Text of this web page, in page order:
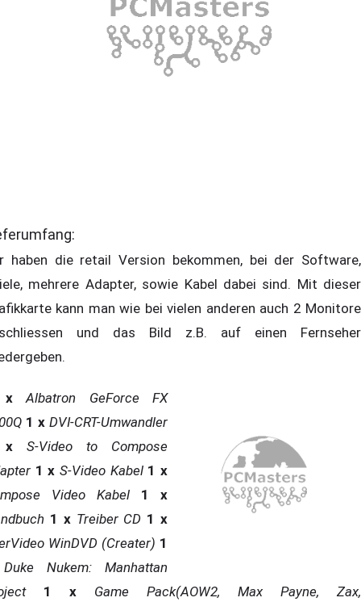
haben die retail Version bekommen, bei der Software,
mehrere Adapter, sowie Kabel dabei sind. Mit dieser
kann man wie bei vielen anderen auch 2 Monitore
und das Bild z.B. auf einen Fernseher
Albatron GeForce FX
1 x DVI-CRT-Umwandler
S-Video to Compose
1 x S-Video Kabel 1 x
Video Kabel
1
x
1 x Treiber CD 1 x
WinDVD (Creater) 1
Duke Nukem: Manhattan
1 x
Game Pack(AOW2, Max Payne, Zax,